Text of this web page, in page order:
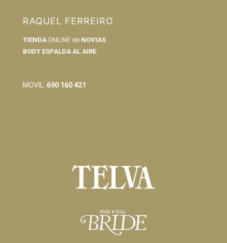
RAQUEL FERREIRO
TIENDA ONLINE de NOVIAS
BODY ESPALDA AL AIRE
MOVIL: 690 160 421